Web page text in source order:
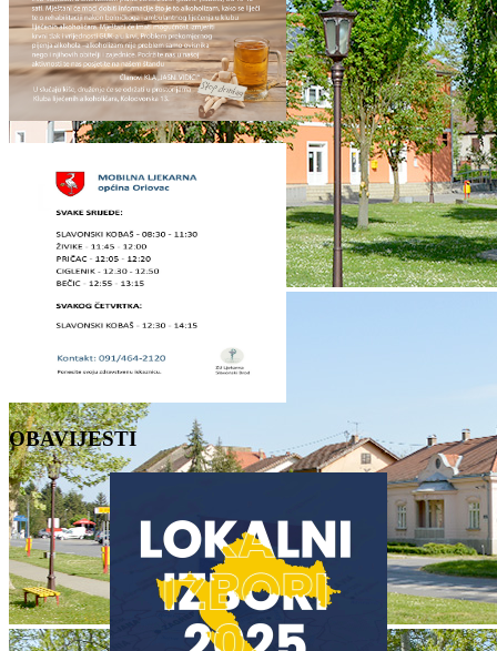
OBAVIJESTI